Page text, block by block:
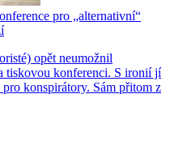
pro „alternativní“
opět neumožnil
tiskovou konferenci. S ironií jí
konspirátory. Sám přitom z